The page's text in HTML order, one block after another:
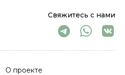
Свяжитесь с нами
О проекте